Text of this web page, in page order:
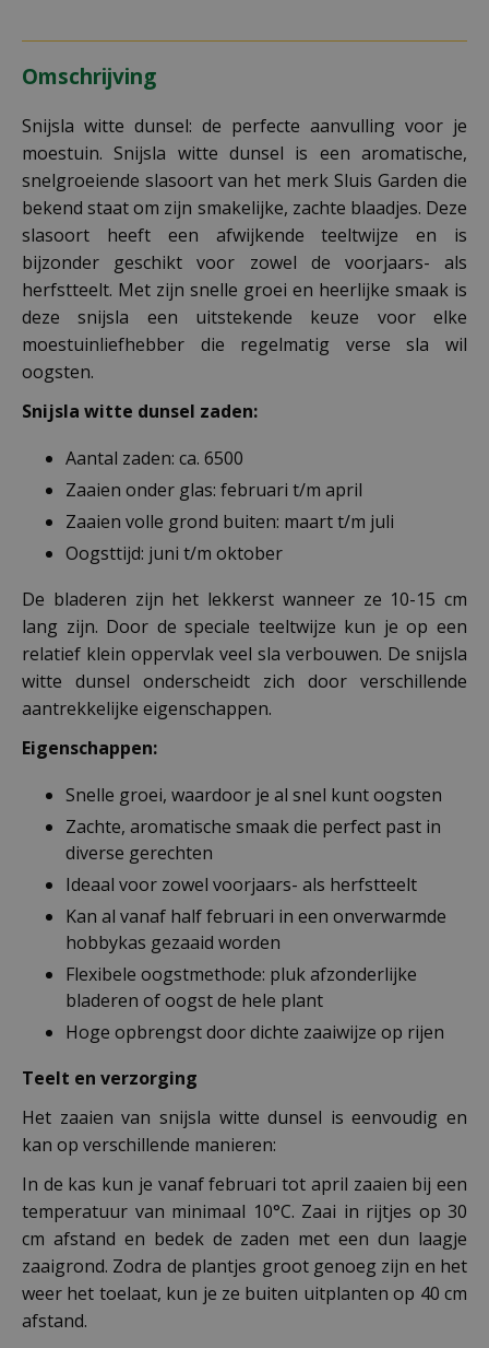
Omschrijving
Snijsla witte dunsel: de perfecte aanvulling voor je
moestuin. Snijsla witte dunsel is een aromatische,
snelgroeiende slasoort van het merk Sluis Garden die
bekend staat om zijn smakelijke, zachte blaadjes. Deze
slasoort heeft een afwijkende teeltwijze en is
bijzonder geschikt voor zowel de voorjaars- als
herfstteelt. Met zijn snelle groei en heerlijke smaak is
deze snijsla een uitstekende keuze voor elke
moestuinliefhebber die regelmatig verse sla wil
oogsten.
Snijsla witte dunsel zaden:
Aantal zaden: ca. 6500
Zaaien onder glas: februari t/m april
Zaaien volle grond buiten: maart t/m juli
Oogsttijd: juni t/m oktober
De bladeren zijn het lekkerst wanneer ze 10-15 cm
lang zijn. Door de speciale teeltwijze kun je op een
relatief klein oppervlak veel sla verbouwen. De snijsla
witte dunsel onderscheidt zich door verschillende
aantrekkelijke eigenschappen.
Eigenschappen:
Snelle groei, waardoor je al snel kunt oogsten
Zachte, aromatische smaak die perfect past in
diverse gerechten
Ideaal voor zowel voorjaars- als herfstteelt
Kan al vanaf half februari in een onverwarmde
hobbykas gezaaid worden
Flexibele oogstmethode: pluk afzonderlijke
bladeren of oogst de hele plant
Hoge opbrengst door dichte zaaiwijze op rijen
Teelt en verzorging
Het zaaien van snijsla witte dunsel is eenvoudig en
kan op verschillende manieren:
In de kas kun je vanaf februari tot april zaaien bij een
temperatuur van minimaal 10°C. Zaai in rijtjes op 30
cm afstand en bedek de zaden met een dun laagje
zaaigrond. Zodra de plantjes groot genoeg zijn en het
weer het toelaat, kun je ze buiten uitplanten op 40 cm
afstand.